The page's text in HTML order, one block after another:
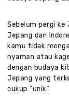
Sebelum pergi ke
Jepang dan
kamu tidak
nyaman atau
dengan budaya
Jepang yang
cukup “unik”.